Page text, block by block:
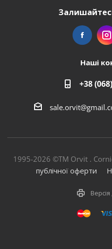
Наші
+38
1995-2026 ©TM Orvit .
публічної оферти